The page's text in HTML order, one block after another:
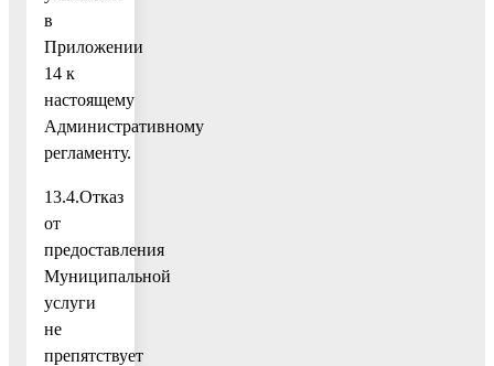
в
Приложении
14 к
настоящему
Административному
регламенту.
13.4.Отказ
от
предоставления
Муниципальной
услуги
не
препятствует